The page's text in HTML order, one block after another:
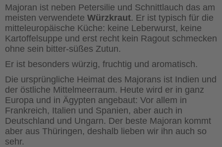
Majoran ist neben Petersilie und Schnittlauch das am
meisten verwendete Würzkraut. Er ist typisch für die
mitteleuropäische Küche: keine Leberwurst, keine
Kartoffelsuppe und erst recht kein Ragout schmecken
ohne sein bitter-süßes Zutun.
Er ist besonders würzig, fruchtig und aromatisch.
Die ursprüngliche Heimat des Majorans ist Indien und
der östliche Mittelmeerraum. Heute wird er in ganz
Europa und in Ägypten angebaut: Vor allem in
Frankreich, Italien und Spanien, aber auch in
Deutschland und Ungarn. Der beste Majoran kommt
aber aus Thüringen, deshalb lieben wir ihn auch so
sehr.